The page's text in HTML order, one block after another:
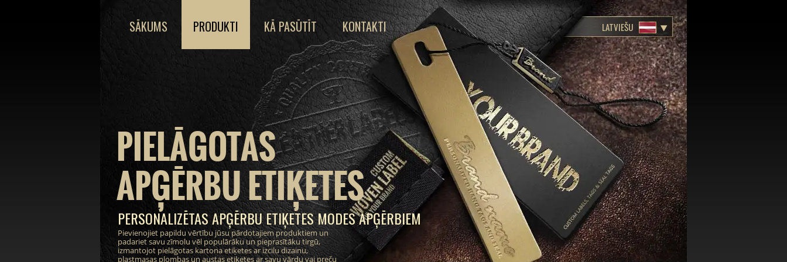
PIELĀGOTAS
APĢĒRBU ETIĶETES
PERSONALIZĒTAS APĢĒRBU ETIĶETES MODES APĢĒRBIEM
Pievienojiet papildu vērtību jūsu pārdotajiem produktiem un
padariet savu zīmolu vēl populārāku un pieprasītāku tirgū,
izmantojot pielāgotas kartona etiķetes ar izcilu dizainu,
plastmasas plombas un austas etiķetes ar savu vārdu vai preču
SĀKUMS PRODUKTI KĀ PASŪTĪT KONTAKTI LATVIEŠU